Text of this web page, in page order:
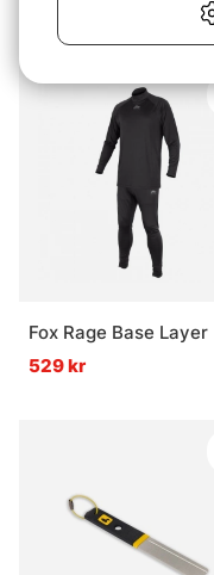
Fox Rage Base Layer
529 kr